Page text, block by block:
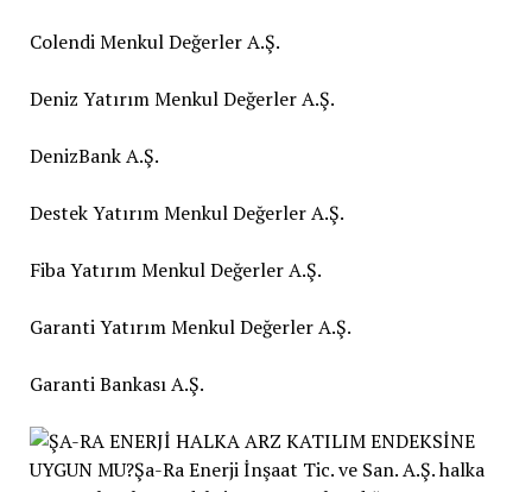
Colendi Menkul Değerler A.Ş.
Deniz Yatırım Menkul Değerler A.Ş.
DenizBank A.Ş.
Destek Yatırım Menkul Değerler A.Ş.
Fiba Yatırım Menkul Değerler A.Ş.
Garanti Yatırım Menkul Değerler A.Ş.
Garanti Bankası A.Ş.